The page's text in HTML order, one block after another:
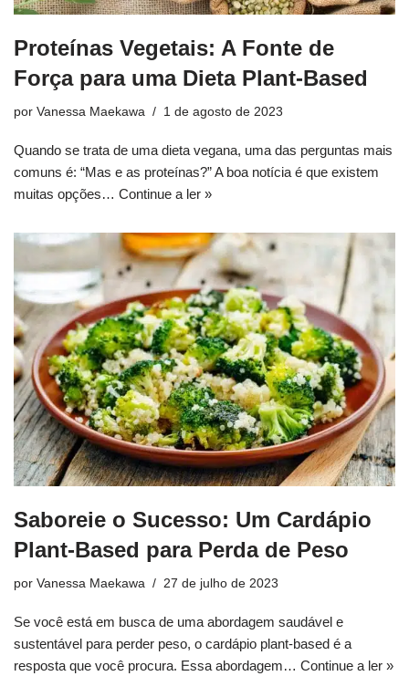
Proteínas Vegetais: A Fonte de
Força para uma Dieta Plant-Based
por Vanessa Maekawa 1 de agosto de 2023
Quando se trata de uma dieta vegana, uma das perguntas mais
comuns é: “Mas e as proteínas?” A boa notícia é que existem
muitas opções… Continue a ler »
Saboreie o Sucesso: Um Cardápio
Plant-Based para Perda de Peso
por Vanessa Maekawa 27 de julho de 2023
Se você está em busca de uma abordagem saudável e
sustentável para perder peso, o cardápio plant-based é a
resposta que você procura. Essa abordagem… Continue a ler »